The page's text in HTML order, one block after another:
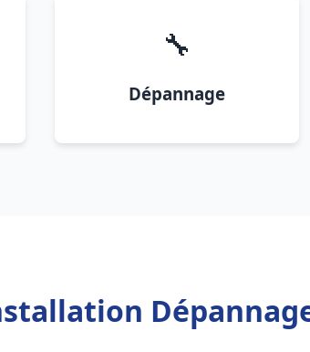
🔧
Dépannage